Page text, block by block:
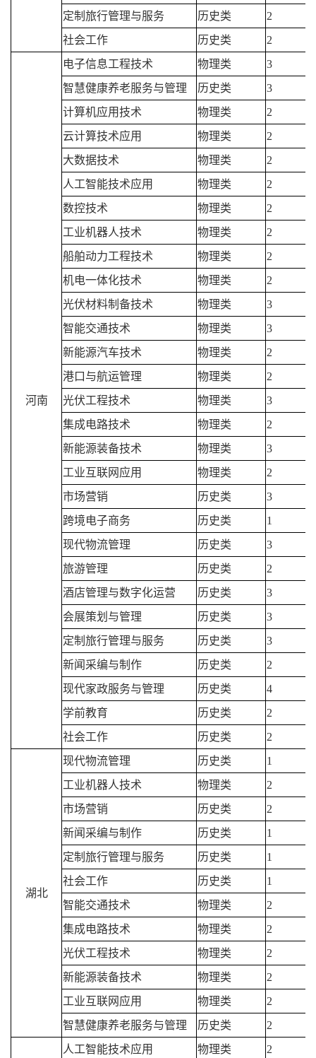
定制旅行管理与服务 历史类
2
社会工作
历史类 2
河南
电子信息工程技术 物理类
3
智慧健康养老服务与管理
历史类
3
计算机应用技术
物理类
2
云计算技术应用
物理类
2
大数据技术
物理类
2
人工智能技术应用
物理类
2
数控技术
物理类
2
工业机器人技术
物理类
2
船舶动力工程技术
物理类
2
机电一体化技术
物理类
2
光伏材料制备技术
物理类
3
智能交通技术
物理类
3
新能源汽车技术
物理类
2
港口与航运管理
物理类
2
光伏工程技术
物理类
3
集成电路技术
物理类
2
新能源装备技术
物理类
3
工业互联网应用
物理类
2
市场营销
历史类
3
跨境电子商务
历史类
1
现代物流管理
历史类
3
旅游管理
历史类
2
酒店管理与数字化运营
历史类
3
会展策划与管理
历史类
3
定制旅行管理与服务
历史类
3
新闻采编与制作
历史类
2
现代家政服务与管理
历史类
4
学前教育
历史类
2
社会工作
历史类 2
湖北
现代物流管理 历史类
1
工业机器人技术
物理类
2
市场营销
历史类
2
新闻采编与制作
历史类
1
定制旅行管理与服务
历史类
1
社会工作
历史类
1
智能交通技术
物理类
2
集成电路技术
物理类
2
光伏工程技术
物理类
2
新能源装备技术
物理类
2
工业互联网应用
物理类
2
智慧健康养老服务与管理
历史类 2
人工智能技术应用 物理类
2